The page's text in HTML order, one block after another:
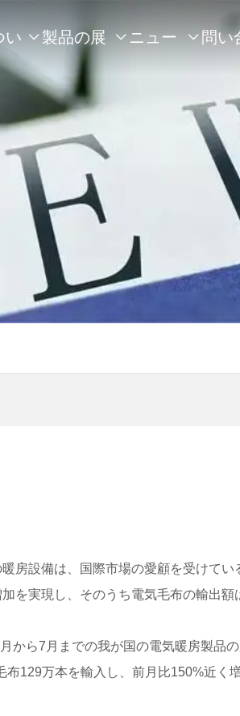
い  製品の展
示
 ニュー  問い
房設備は、国際市場の愛顧を受けて
を実現し、そのうち電気毛布の輸出額
から7月までの我が国の電気暖房製品
129万本を輸入し、前月比150%近く増